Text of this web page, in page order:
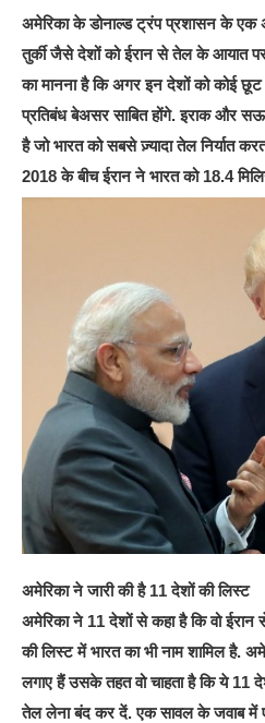
अमेरिका के डोनाल्ड ट्रंप प्रशासन के एक
तुर्की जैसे देशों को ईरान से तेल के आयात
का मानना है कि अगर इन देशों को कोई छूट
प्रतिबंध बेअसर साबित होंगे. इराक और
है जो भारत को सबसे ज़्यादा तेल निर्यात
2018 के बीच ईरान ने भारत को 18.4
अमेरिका ने जारी की है 11 देशों की लिस्ट
अमेरिका ने 11 देशों से कहा है कि वो
की लिस्ट में भारत का भी नाम शामिल है.
लगाए हैं उसके तहत वो चाहता है कि ये
तेल लेना बंद कर दें. एक सावल के जवाब में